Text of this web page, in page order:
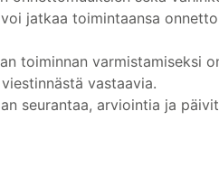
jatkaa toimintaansa
toiminnan varmistamiseksi
vastaavia.
seurantaa, arviointia ja